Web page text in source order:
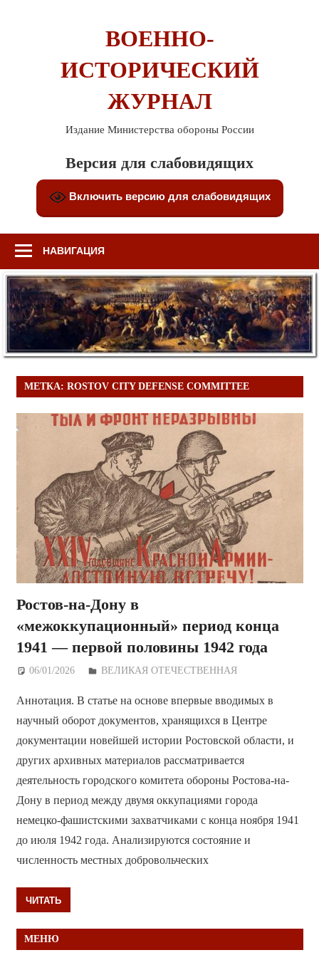
ВОЕННО-
ИСТОРИЧЕСКИЙ
ЖУРНАЛ
Издание Министерства обороны России
Версия для слабовидящих
Включить версию для слабовидящих
НАВИГАЦИЯ
МЕТКА: ROSTOV CITY DEFENSE COMMITTEE
Ростов-на-Дону в
«межоккупационный» период конца
1941 — первой половины 1942 года
06/01/2026 Дежурный по Редакции
ВЕЛИКАЯ ОТЕЧЕСТВЕННАЯ
Аннотация. В статье на основе впервые вводимых в
научный оборот документов, хранящихся в Центре
документации новейшей истории Ростовской области, и
других архивных материалов рассматривается
деятельность городского комитета обороны Ростова-на-
Дону в период между двумя оккупациями города
немецко-фашистскими захватчиками с конца ноября 1941
до июля 1942 года. Анализируются состояние и
численность местных добровольческих
ЧИТАТЬ
МЕНЮ